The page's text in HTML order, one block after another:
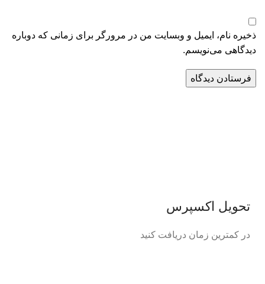
ذخیره نام، ایمیل و وبسایت من در مرورگر برای زمانی که دوباره
دیدگاهی می‌نویسم.
تحویل اکسپرس
در کمترین زمان دریافت کنید